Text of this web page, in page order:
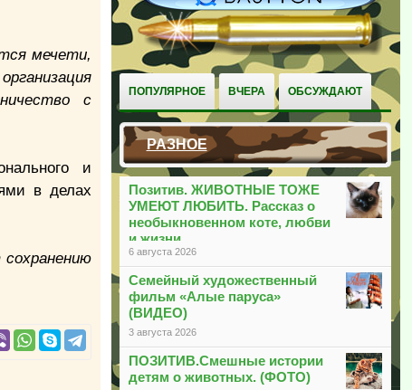
ПОПУЛЯРНОЕ ВЧЕРА ОБСУЖДАЮТ
РАЗНОЕ
Позитив. ЖИВОТНЫЕ ТОЖЕ
УМЕЮТ ЛЮБИТЬ. Рассказ о
необыкновенном коте, любви
и жизни
6 августа 2026
Семейный художественный
фильм «Алые паруса»
(ВИДЕО)
3 августа 2026
ПОЗИТИВ.Смешные истории
детям о животных. (ФОТО)
мечети,
с
и
в делах